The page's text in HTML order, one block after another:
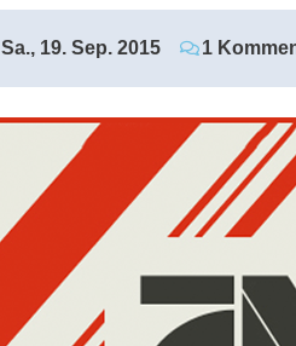
Sa., 19. Sep. 2015 1